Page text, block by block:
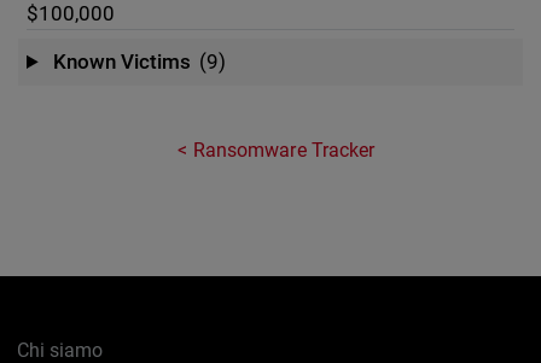
$100,000
Known Victims (9)
Ransomware Tracker
Chi siamo